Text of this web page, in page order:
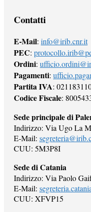
Contatti
E-Mail: info@irib.cnr.it
PEC:
Ordini:
Pagamenti:
Partita IVA:
Codice Fiscale:
Sede principale di
Indirizzo: Via Ugo La
E-Mail:
CUU: 5M3P8I
Sede di Catania
Indirizzo: Via Paolo
E-Mail:
CUU: XFVP15